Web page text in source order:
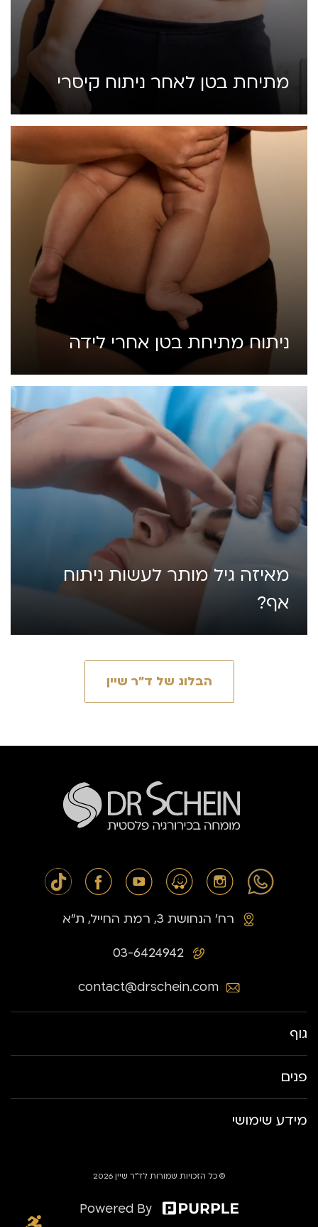
מתיחת בטן לאחר ניתוח קיסרי
ניתוח מתיחת בטן אחרי לידה
מאיזה גיל מותר לעשות ניתוח
אף?
הבלוג של ד״ר שיין
03-6424942
רח׳ הנחושת 3, רמת החייל, ת״א
contact@drschein.com
גוף
פנים
מידע שימושי
© כל הזכויות שמורות לד״ר שיין 2026
Powered By